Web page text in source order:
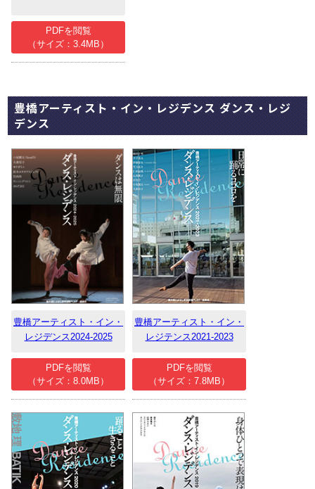
PDFを閲覧
（サイズ：3.4MB）
豊橋アーティスト・イン・レジデンス ダンス・レジ
デンス
豊橋アーティスト・イン・
レジデンス2024-2025
PDFを閲覧
（サイズ：8.0MB）
豊橋アーティスト・イン・
レジテンス2021-2023
PDFを閲覧
（サイズ：7.8MB）